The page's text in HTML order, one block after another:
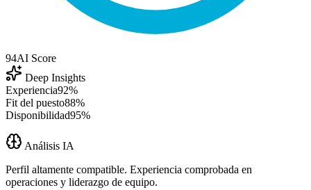
94AI Score
Deep Insights
Experiencia92%
Fit del puesto88%
Disponibilidad95%
Análisis IA
Perfil altamente compatible. Experiencia comprobada en
operaciones y liderazgo de equipo.